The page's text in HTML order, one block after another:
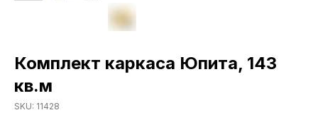
Комплект каркаса Юпита, 143
кв.м
SKU: 11428